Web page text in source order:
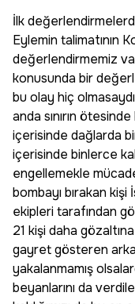
İlk
Eylemin talimatının
değerlendirmemiz
konusunda bir
bu olay hiç
anda sınırın ötesinde
içerisinde dağlarda
içerisinde binlerce
engellemekle
bombayı bırakan
ekipleri tarafından
21 kişi daha
gayret gösteren
yakalanmamış
beyanlarını da